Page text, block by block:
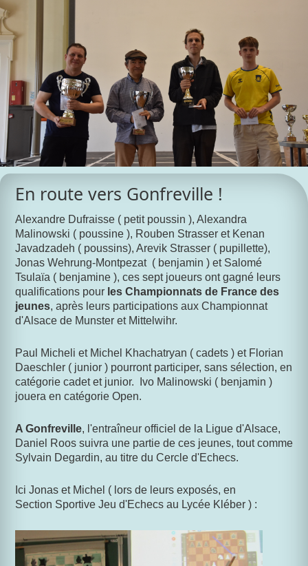
En route vers Gonfreville !
Alexandre Dufraisse ( petit poussin ), Alexandra
Malinowski ( poussine ), Rouben Strasser et Kenan
Javadzadeh ( poussins), Arevik Strasser ( pupillette),
Jonas Wehrung-Montpezat ( benjamin ) et Salomé
Tsulaïa ( benjamine ), ces sept joueurs ont gagné leurs
qualifications pour les Championnats de France des
jeunes, après leurs participations aux Championnat
d'Alsace de Munster et Mittelwihr.
Paul Micheli et Michel Khachatryan ( cadets ) et Florian
Daeschler ( junior ) pourront participer, sans sélection, en
catégorie cadet et junior. Ivo Malinowski ( benjamin )
jouera en catégorie Open.
A Gonfreville, l'entraîneur officiel de la Ligue d'Alsace,
Daniel Roos suivra une partie de ces jeunes, tout comme
Sylvain Degardin, au titre du Cercle d'Echecs.
Ici Jonas et Michel ( lors de leurs exposés, en
Section Sportive Jeu d'Echecs au Lycée Kléber ) :